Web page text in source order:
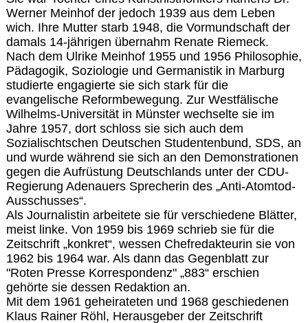
Werner Meinhof der jedoch 1939 aus dem Leben
wich. Ihre Mutter starb 1948, die Vormundschaft der
damals 14-jährigen übernahm Renate Riemeck.
Nach dem Ulrike Meinhof 1955 und 1956 Philosophie,
Pädagogik, Soziologie und Germanistik in Marburg
studierte engagierte sie sich stark für die
evangelische Reformbewegung. Zur Westfälische
Wilhelms-Universität in Münster wechselte sie im
Jahre 1957, dort schloss sie sich auch dem
Sozialischtschen Deutschen Studentenbund, SDS, an
und wurde während sie sich an den Demonstrationen
gegen die Aufrüstung Deutschlands unter der CDU-
Regierung Adenauers Sprecherin des „Anti-Atomtod-
Ausschusses“.
Als Journalistin arbeitete sie für verschiedene Blätter,
meist linke. Von 1959 bis 1969 schrieb sie für die
Zeitschrift „konkret“, wessen Chefredakteurin sie von
1962 bis 1964 war. Als dann das Gegenblatt zur
"Roten Presse Korrespondenz" „883“ erschien
gehörte sie dessen Redaktion an.
Mit dem 1961 geheirateten und 1968 geschiedenen
Klaus Rainer Röhl, Herausgeber der Zeitschrift